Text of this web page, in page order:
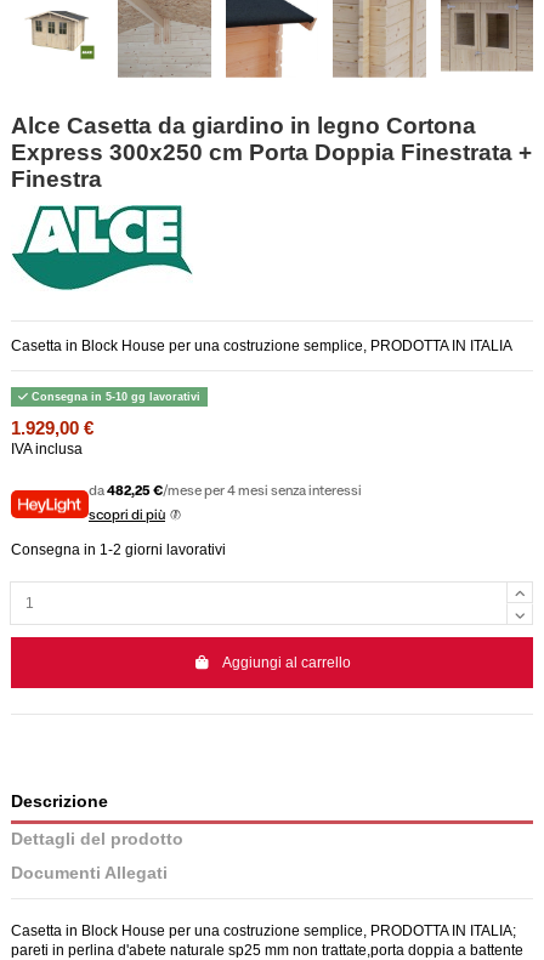
Alce Casetta da giardino in legno Cortona
Express 300x250 cm Porta Doppia Finestrata +
Finestra
Casetta in Block House per una costruzione semplice, PRODOTTA IN ITALIA
Consegna in 5-10 gg lavorativi
1.929,00 €
IVA inclusa
da482,25 €/mese per 4 mesi senza interessi
scopri di più
Consegna in 1-2 giorni lavorativi
Aggiungi al carrello
Descrizione
Dettagli del prodotto
Documenti Allegati
Casetta in Block House per una costruzione semplice, PRODOTTA IN ITALIA;
pareti in perlina d'abete naturale sp25 mm non trattate,porta doppia a battente